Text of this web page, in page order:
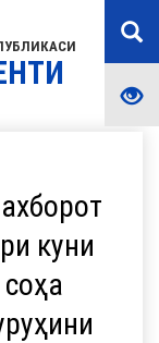
куни